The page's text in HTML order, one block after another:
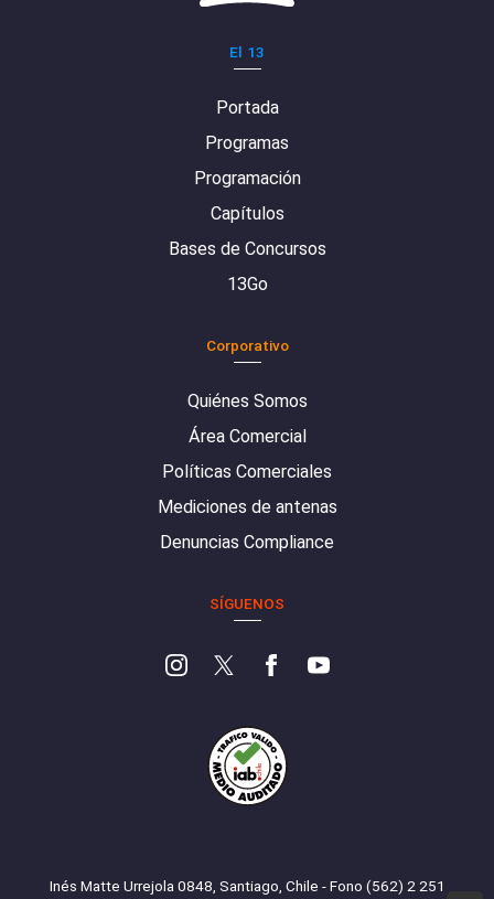
El 13
Portada
Programas
Programación
Capítulos
Bases de Concursos
13Go
Corporativo
Quiénes Somos
Área Comercial
Políticas Comerciales
Mediciones de antenas
Denuncias Compliance
SÍGUENOS
Inés Matte Urrejola 0848, Santiago, Chile - Fono (562) 2 251